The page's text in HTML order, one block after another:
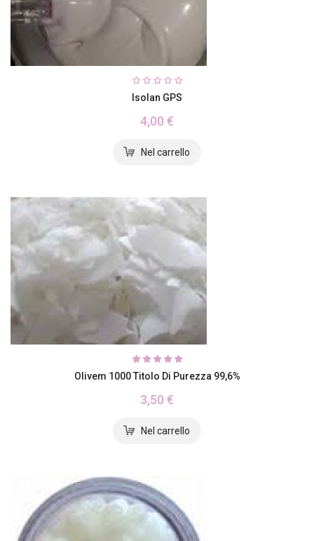
Isolan GPS
4,00 €
Olivem 1000 Titolo Di Purezza 99,6%
3,50 €